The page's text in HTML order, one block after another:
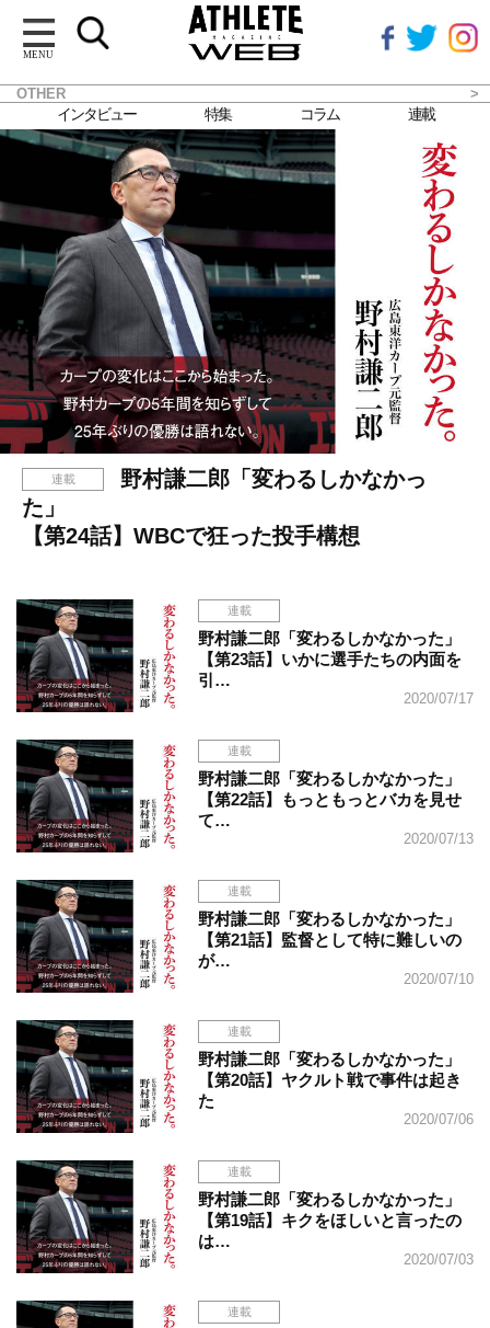
MENU
OTHER
インタビュー 特集 コラム 連載
連載
野村謙二郎「変わるしかなかっ
た」
【第24話】WBCで狂った投手構想
連載
野村謙二郎「変わるしかなかった」
【第23話】いかに選手たちの内面を
引…
2020/07/17
連載
野村謙二郎「変わるしかなかった」
【第22話】もっともっとバカを見せ
て…
2020/07/13
連載
野村謙二郎「変わるしかなかった」
【第21話】監督として特に難しいの
が…
2020/07/10
連載
野村謙二郎「変わるしかなかった」
【第20話】ヤクルト戦で事件は起き
た
2020/07/06
連載
野村謙二郎「変わるしかなかった」
【第19話】キクをほしいと言ったの
は…
2020/07/03
連載